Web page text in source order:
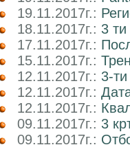
19.11.2017г.:
18.11.2017г.: 3
17.11.2017г.:
15.11.2017г.:
12.11.2017г.: 3-
12.11.2017г.:
12.11.2017г.:
09.11.2017г.: 3
09.11.2017г.: